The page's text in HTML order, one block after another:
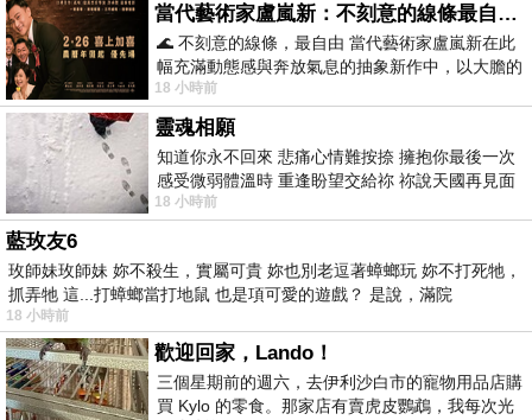
當代藝術家盧嵐新：不刻意的線條最自由，讓色彩流動、筆觸自己說話
🌊 不刻意的線條，最自由 當代藝術家盧嵐新在此
幅充滿動態感與奔放氣息的抽象新作中，以大膽的
藍色顏料在白色畫布上揮灑、壓印與流淌
18 小時前
靈魂相願
知道你永不回來 悲痛心情難按捺 擁抱你最後一次
感受微弱體溫時 重逢盼望交給祢 祢說天國再見面
此刻忍淚說別離 他日靈魂再
18 小時前
藍玫友6
玫師妹玫師妹 妳不殺生，實屬可貴 妳也別老逗著蟑螂玩 妳不打死牠，
抓弄牠 這...打蟑螂當打地鼠 也是項可愛的遊戲？ 是說，滿院
18 小時前
歡迎回家，Lando！
三個星期前的週六，去伊利沙白市的寵物用品店購
買 Kylo 的零食。那家店有賣虎皮鸚鵡，我每次光